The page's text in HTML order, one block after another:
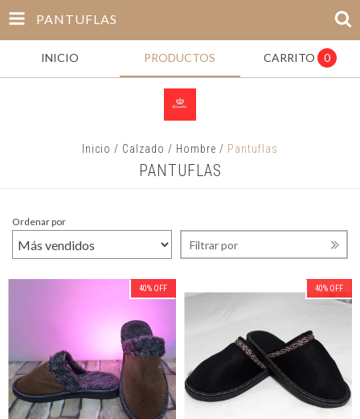
PANTUFLAS
INICIO PRODUCTOS CARRITO 0
Inicio / Calzado / Hombre / Pantuflas
PANTUFLAS
Ordenar por
Filtrar por
40% OFF 40% OFF